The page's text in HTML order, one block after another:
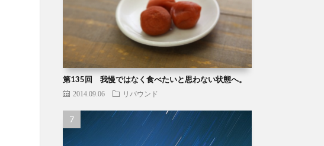
第135回 我慢ではなく食べたいと思わない状態へ。
2014.09.06 リバウンド